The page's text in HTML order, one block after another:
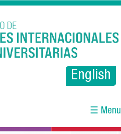
English
☰ Menu